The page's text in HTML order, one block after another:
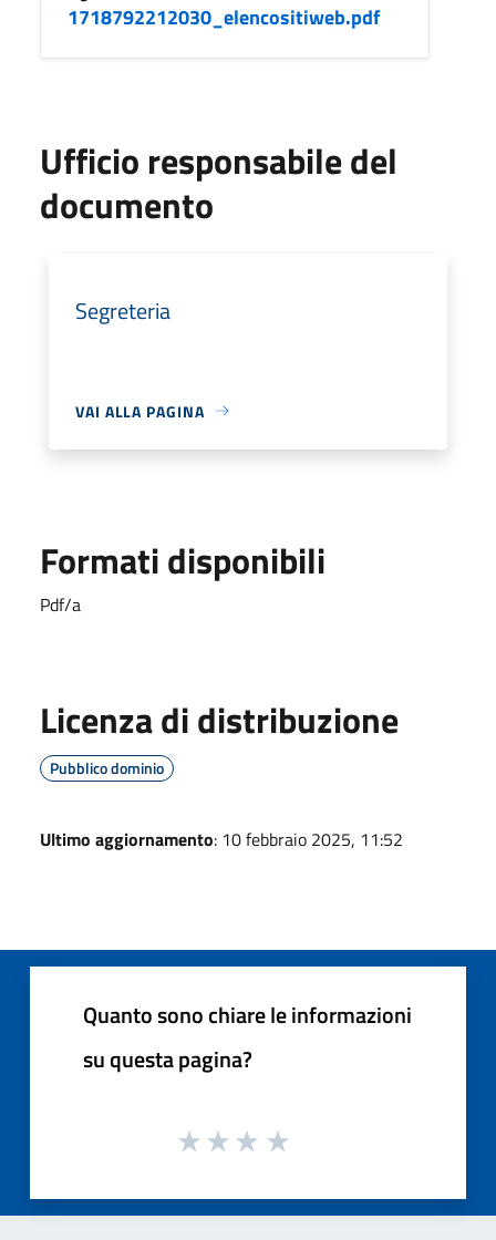
1718792212030_elencositiweb.pdf
Ufficio responsabile del
documento
Segreteria
VAI ALLA PAGINA
Formati disponibili
Pdf/a
Licenza di distribuzione
Pubblico dominio
Ultimo aggiornamento: 10 febbraio 2025, 11:52
Quanto sono chiare le informazioni
su questa pagina?